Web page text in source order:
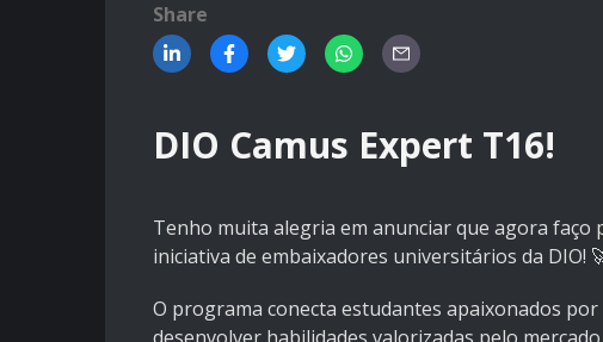
Share
DIO Camus Expert T16!
Tenho muita alegria em anunciar que agora
iniciativa de embaixadores universitários da DIO!
O programa conecta estudantes apaixonados